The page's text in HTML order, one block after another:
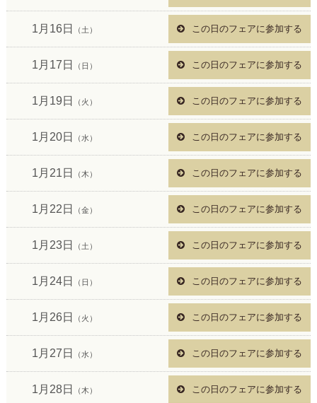
1月16日 （土） この日のフェアに参加する
1月17日 （日） この日のフェアに参加する
1月19日 （火） この日のフェアに参加する
1月20日 （水） この日のフェアに参加する
1月21日 （木） この日のフェアに参加する
1月22日 （金） この日のフェアに参加する
1月23日 （土） この日のフェアに参加する
1月24日 （日） この日のフェアに参加する
1月26日 （火） この日のフェアに参加する
1月27日 （水） この日のフェアに参加する
1月28日 （木） この日のフェアに参加する